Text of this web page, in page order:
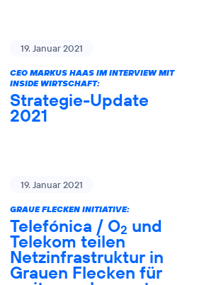
19. Januar 2021
CEO MARKUS HAAS IM INTERVIEW MIT
INSIDE WIRTSCHAFT:
Strategie-Update
2021
19. Januar 2021
GRAUE FLECKEN INITIATIVE:
Telefónica / O2 und
Telekom teilen
Netzinfrastruktur in
Grauen Flecken für